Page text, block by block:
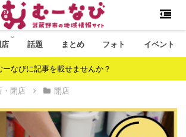
店 話題 まとめ フォト イベント
ーなびに記事を載せませんか？
・閉店 開店